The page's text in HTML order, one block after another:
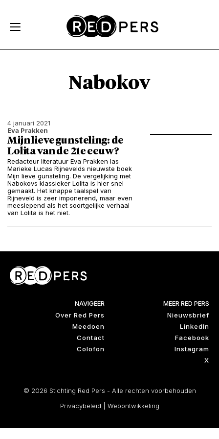
Nabokov
4 januari 2021
Eva Prakken
Mijn lieve gunsteling: de
Lolita van de 21e eeuw?
Redacteur literatuur Eva Prakken las
Marieke Lucas Rijnevelds nieuwste boek
Mijn lieve gunsteling. De vergelijking met
Nabokovs klassieker Lolita is hier snel
gemaakt. Het knappe taalspel van
Rijneveld is zeer imponerend, maar even
meeslepend als het soortgelijke verhaal
van Lolita is het niet.
NAVIGEER
Over Red Pers
Meedoen
Contact
Colofon
MEER RED PERS
Nieuwsbrief
LinkedIn
Facebook
Instagram
X
© 2026 Stichting Red Pers - Alle rechten voorbehouden
Privacybeleid
Webontwikkeling